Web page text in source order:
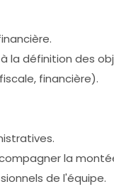
la définition des
financière).
la
de l'équipe.